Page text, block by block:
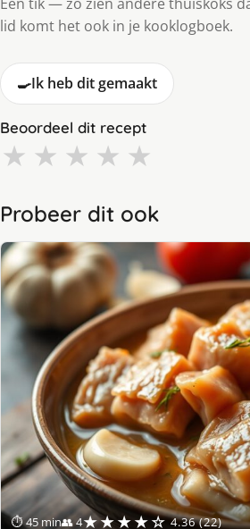
lid komt het ook in je kooklogboek.
🍳Ik heb dit gemaakt
Beoordeel dit recept
★ ★ ★ ★ ★
Probeer dit ook
⏱ 45 min👥 4★★★★☆ 4.36 (22)